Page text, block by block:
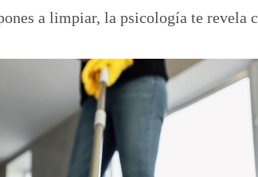
a limpiar, la psicología te revela